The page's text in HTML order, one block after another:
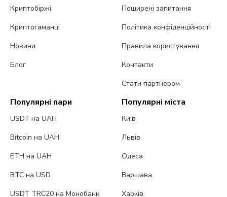
Криптобіржі
Криптогаманці
Новини
Блог
Поширені запитання
Політика конфіденційності
Правила користування
Контакти
Стати партнером
Популярні пари
USDT на UAH
Bitcoin на UAH
ETH на UAH
BTC на USD
USDT TRC20 на Монобанк
Популярні міста
Київ
Львів
Одеса
Варшава
Харків